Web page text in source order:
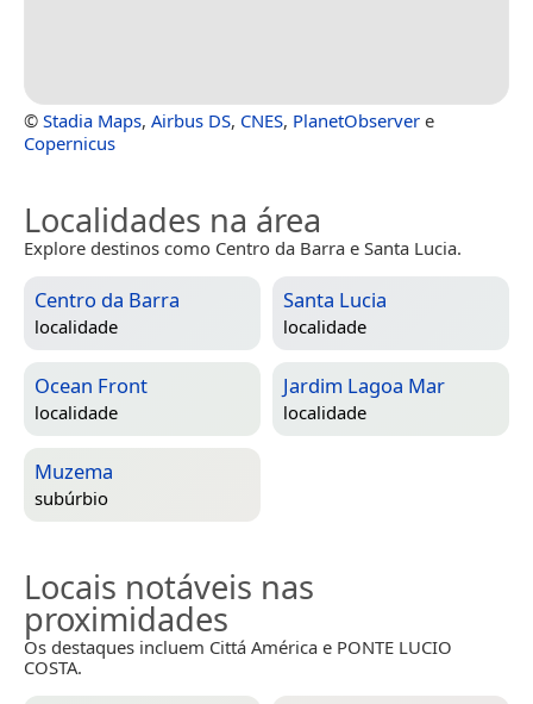
© Stadia Maps, Airbus DS, CNES, PlanetObserver e
Copernicus
Localidades na área
Explore destinos como Centro da Barra e Santa Lucia.
Centro da Barra
localidade
Santa Lucia
localidade
Ocean Front
localidade
Jardim Lagoa Mar
localidade
Muzema
subúrbio
Locais notáveis nas
proximidades
Os destaques incluem Cittá América e PONTE LUCIO
COSTA.